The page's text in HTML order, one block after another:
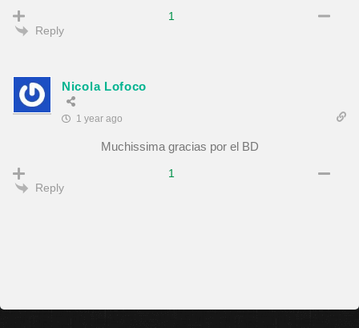
1
Reply
Nicola Lofoco
1 year ago
Muchissima gracias por el BD
1
Reply